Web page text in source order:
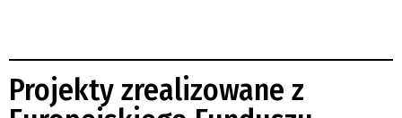
Projekty zrealizowane z